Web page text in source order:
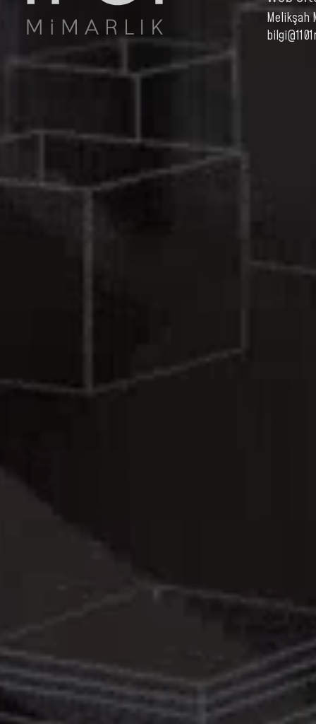
Melikşah